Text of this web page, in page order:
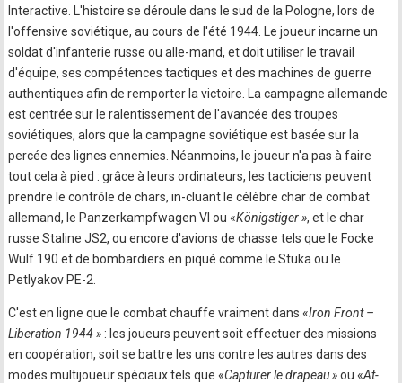
Interactive. L'histoire se déroule dans le sud de la Pologne, lors de
l'offensive soviétique, au cours de l'été 1944. Le joueur incarne un
soldat d'infanterie russe ou alle-mand, et doit utiliser le travail
d'équipe, ses compétences tactiques et des machines de guerre
authentiques afin de remporter la victoire. La campagne allemande
est centrée sur le ralentissement de l'avancée des troupes
soviétiques, alors que la campagne soviétique est basée sur la
percée des lignes ennemies. Néanmoins, le joueur n'a pas à faire
tout cela à pied : grâce à leurs ordinateurs, les tacticiens peuvent
prendre le contrôle de chars, in-cluant le célèbre char de combat
allemand, le Panzerkampfwagen VI ou «Königstiger », et le char
russe Staline JS2, ou encore d'avions de chasse tels que le Focke
Wulf 190 et de bombardiers en piqué comme le Stuka ou le
Petlyakov PE-2.
C'est en ligne que le combat chauffe vraiment dans «Iron Front –
Liberation 1944 » : les joueurs peuvent soit effectuer des missions
en coopération, soit se battre les uns contre les autres dans des
modes multijoueur spéciaux tels que «Capturer le drapeau »ou «At-